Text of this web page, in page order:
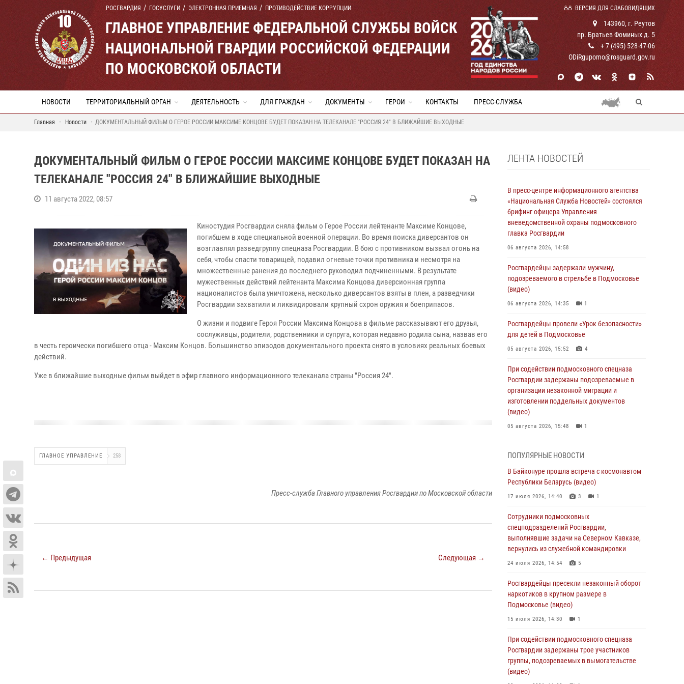
РОСГВАРДИЯ ГОСУСЛУГИ ЭЛЕКТРОННАЯ ПРИЕМНАЯ ПРОТИВОДЕЙСТВИЕ КОРРУПЦИИ ВЕРСИЯ ДЛЯ СЛАБОВИДЯЩИХ
ГЛАВНОЕ УПРАВЛЕНИЕ ФЕДЕРАЛЬНОЙ СЛУЖБЫ ВОЙСК
НАЦИОНАЛЬНОЙ ГВАРДИИ РОССИЙСКОЙ ФЕДЕРАЦИИ
ПО МОСКОВСКОЙ ОБЛАСТИ
143960, г. Реутов
пр. Братьев Фоминых д. 5
+ 7 (495) 528-47-06
ODiRgupomo@rosguard.gov.ru
НОВОСТИ ТЕРРИТОРИАЛЬНЫЙ ОРГАН ДЕЯТЕЛЬНОСТЬ ДЛЯ ГРАЖДАН ДОКУМЕНТЫ ГЕРОИ КОНТАКТЫ ПРЕСС-СЛУЖБА
Главная Новости ДОКУМЕНТАЛЬНЫЙ ФИЛЬМ О ГЕРОЕ РОССИИ МАКСИМЕ КОНЦОВЕ БУДЕТ ПОКАЗАН НА ТЕЛЕКАНАЛЕ "РОССИЯ 24" В БЛИЖАЙШИЕ ВЫХОДНЫЕ
ДОКУМЕНТАЛЬНЫЙ ФИЛЬМ О ГЕРОЕ РОССИИ МАКСИМЕ КОНЦОВЕ БУДЕТ ПОКАЗАН НА
ТЕЛЕКАНАЛЕ "РОССИЯ 24" В БЛИЖАЙШИЕ ВЫХОДНЫЕ
11 августа 2022, 08:57
Киностудия Росгвардии сняла фильм о Герое России лейтенанте Максиме Концове,
погибшем в ходе специальной военной операции. Во время поиска диверсантов он
возглавлял разведгруппу спецназа Росгвардии. В бою с противником вызвал огонь на
себя, чтобы спасти товарищей, подавил огневые точки противника и несмотря на
множественные ранения до последнего руководил подчиненными. В результате
мужественных действий лейтенанта Максима Концова диверсионная группа
националистов была уничтожена, несколько диверсантов взяты в плен, а разведчики
Росгвардии захватили и ликвидировали крупный схрон оружия и боеприпасов.
О жизни и подвиге Героя России Максима Концова в фильме рассказывают его друзья,
сослуживцы, родители, родственники и супруга, которая недавно родила сына, назвав его
в честь героически погибшего отца - Максим Концов. Большинство эпизодов документального проекта снято в условиях реальных боевых
действий.
Уже в ближайшие выходные фильм выйдет в эфир главного информационного телеканала страны "Россия 24".
ГЛАВНОЕ УПРАВЛЕНИЕ 258
Пресс-служба Главного управления Росгвардии по Московской области
← Предыдущая Следующая →
ЛЕНТА НОВОСТЕЙ
В пресс-центре информационного агентства
«Национальная Служба Новостей» состоялся
брифинг офицера Управления
вневедомственной охраны подмосковного
главка Росгвардии
06 августа 2026, 14:58
Росгвардейцы задержали мужчину,
подозреваемого в стрельбе в Подмосковье
(видео)
06 августа 2026, 14:35 1
Росгвардейцы провели «Урок безопасности»
для детей в Подмосковье
05 августа 2026, 15:52 4
При содействии подмосковного спецназа
Росгвардии задержаны подозреваемые в
организации незаконной миграции и
изготовлении поддельных документов
(видео)
05 августа 2026, 15:48 1
супермаркета в Подмосковье (видео)
03 августа 2026, 15:32 1
Росгвардейцы пресекли кражу сантехники,
Подмосковье (видео)
03 августа 2026, 15:08 1
В Подмосковье отметили годовщину со Дня
образования ОМОН «Пересвет»
Офицер подмосковного главка Росгвардии
стал гостем эфира «Радио 1»
01 августа 2026, 17:57
Росгвардейцы задержали рецидивиста,
подозреваемого в краже на крупную сумму в
Подмосковье
31 июля 2026, 13:00
ПОПУЛЯРНЫЕ НОВОСТИ
В Байконуре прошла встреча с космонавтом
Республики Беларусь (видео)
17 июля 2026, 14:40 3 1
Сотрудники подмосковных
спецподразделений Росгвардии,
выполнявшие задачи на Северном Кавказе,
вернулись из служебной командировки
24 июля 2026, 14:54 5
Росгвардейцы пресекли незаконный оборот
наркотиков в крупном размере в
Подмосковье (видео)
15 июля 2026, 14:30 1
При содействии подмосковного спецназа
Росгвардии задержаны трое участников
группы, подозреваемых в вымогательстве
(видео)